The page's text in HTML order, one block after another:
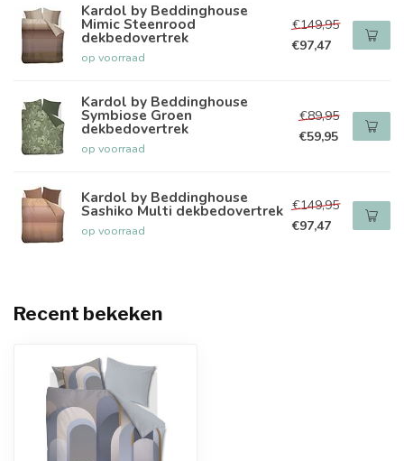
Kardol by Beddinghouse
Mimic Steenrood
dekbedovertrek
op voorraad
€149,95
€97,47
Kardol by Beddinghouse
Symbiose Groen
dekbedovertrek
op voorraad
€89,95
€59,95
Kardol by Beddinghouse
Sashiko Multi dekbedovertrek
op voorraad
€149,95
€97,47
Recent bekeken